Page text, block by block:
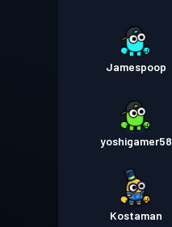
Jamespoop
yoshigamer58
Kostaman